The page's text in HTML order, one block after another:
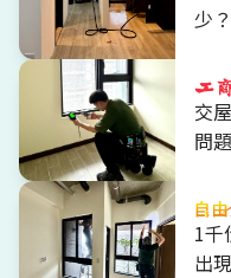
少
交
問
1千
出